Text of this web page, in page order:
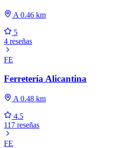
A 0.46 km
5
4 reseñas
FE
Ferretería Alicantina
A 0.48 km
4.5
117 reseñas
FE